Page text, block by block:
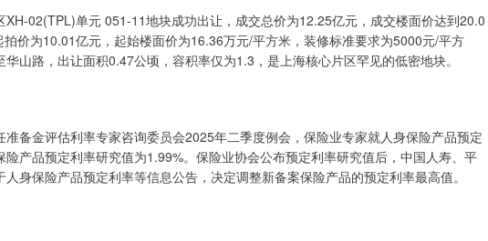
02(TPL)单元 051-11地块成功出让，成交总价为12.25亿元，成交楼面价达到20.0
价为10.01亿元，起始楼面价为16.36万元/平方米，装修标准要求为5000元/平方
山路，出让面积0.47公顷，容积率仅为1.3，是上海核心片区罕见的低密地块。
金评估利率专家咨询委员会2025年二季度例会，保险业专家就人身保险产品预定
产品预定利率研究值为1.99%。保险业协会公布预定利率研究值后，中国人寿、平
身保险产品预定利率等信息公告，决定调整新备案保险产品的预定利率最高值。